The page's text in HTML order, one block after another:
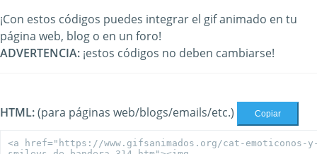
¡Con estos códigos puedes integrar el gif animado en tu
página web, blog o en un foro!
ADVERTENCIA: ¡estos códigos no deben cambiarse!
HTML:(para páginas web/blogs/emails/etc.) Copiar